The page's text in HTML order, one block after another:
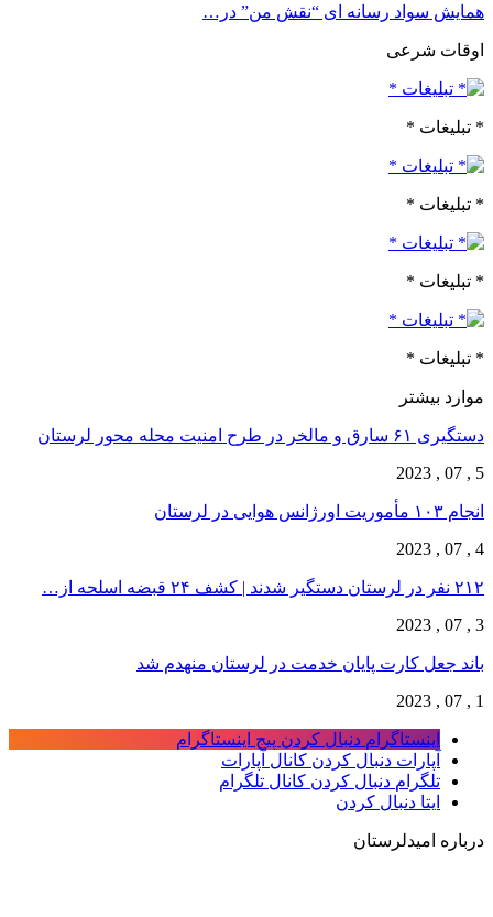
همایش سواد رسانه ای “نقش من” در…
اوقات شرعی
* تبلیغات *
* تبلیغات *
* تبلیغات *
* تبلیغات *
موارد بیشتر
دستگیری ۶۱ سارق و مالخر در طرح امنیت محله محور لرستان
5 , 07 , 2023
انجام ۱۰۳ مأموریت اورژانس هوایی در لرستان
4 , 07 , 2023
۲۱۲ نفر در لرستان دستگیر شدند | کشف ۲۴ قبضه اسلحه از…
3 , 07 , 2023
باند جعل کارت پایان خدمت در لرستان منهدم شد
1 , 07 , 2023
اینستاگرام دنبال کردن پیج اینستاگرام
آپارات دنبال کردن کانال آپارات
تلگرام دنبال کردن کانال تلگرام
ایتا دنبال کردن
درباره امیدلرستان